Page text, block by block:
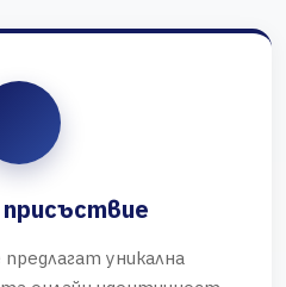
присъствие
уникална